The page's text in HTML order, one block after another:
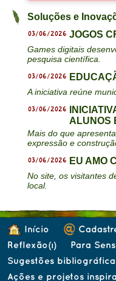
Soluções e
03/06/2026 JOGOS
Games digitais
pesquisa científica.
03/06/2026
A iniciativa reúne
03/06/2026
ALUNOS
Mais do que
expressão e
03/06/2026 EU AMO
No site, os visitantes
local.
Início
Reflexão(1) Para
Sugestões
Ações e projetos